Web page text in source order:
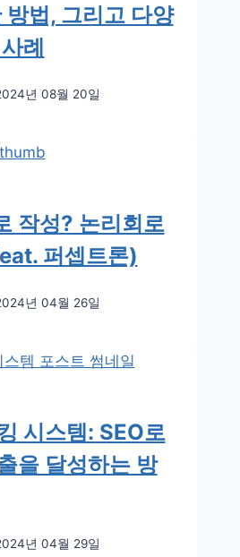
방법, 그리고 다양
례
년 08월 20일
작성? 논리회로
퍼셉트론)
년 04월 26일
시스템: SEO로
을 달성하는 방
년 04월 29일